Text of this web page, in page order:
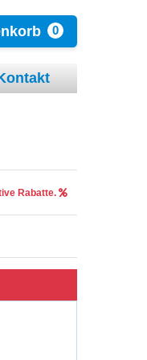
0
Rabatte.